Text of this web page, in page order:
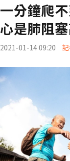
一分鐘爬
心是肺阻
2021-01-14 09:20